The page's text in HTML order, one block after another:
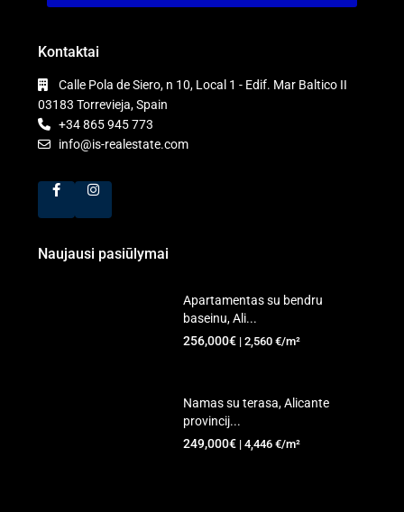
Kontaktai
Calle Pola de Siero, n 10, Local 1 - Edif. Mar Baltico II
03183 Torrevieja, Spain
+34 865 945 773
info@is-realestate.com
Naujausi pasiūlymai
Apartamentas su bendru
baseinu, Ali...
256,000€ | 2,560 €/m²
Namas su terasa, Alicante
provincij...
249,000€ | 4,446 €/m²